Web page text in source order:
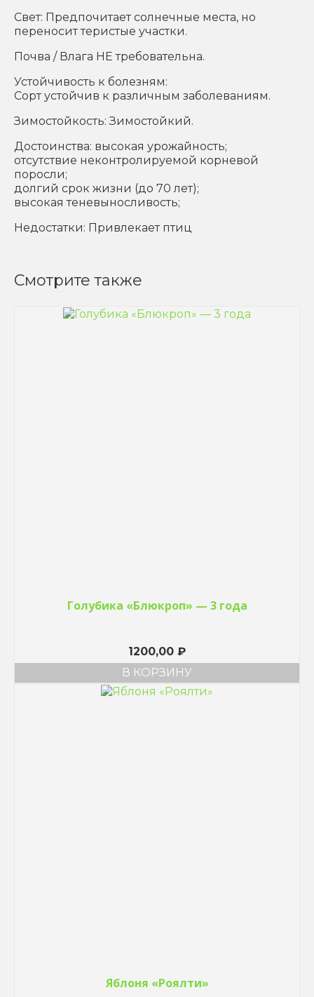
Свет: Предпочитает солнечные места, но
переносит теристые участки.
Почва / Влага НЕ требовательна.
Устойчивость к болезням:
Сорт устойчив к различным заболеваниям.
Зимостойкость: Зимостойкий.
Достоинства: высокая урожайность;
отсутствие неконтролируемой корневой
поросли;
долгий срок жизни (до 70 лет);
высокая теневыносливость;
Недостатки: Привлекает птиц
Смотрите также
Голубика «Блюкроп» — 3 года
1200,00 ₽
В КОРЗИНУ
Яблоня «Роялти»